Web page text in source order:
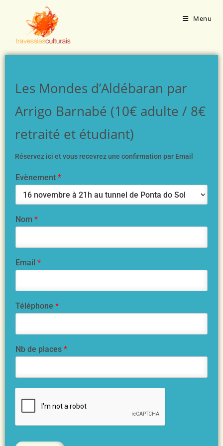
Menu
Les Mondes d’Aldébaran par
Arrigo Barnabé (10€ adulte / 8€
retraité et étudiant)
Réservez ici et vous recevrez une confirmation par Email
Evènement *
Nom *
Email *
Téléphone *
Nb de places *